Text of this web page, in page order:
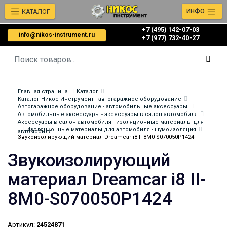
info@nikos-instrument.ru
+7 (495) 142-07-03
‎‎+7 (977) 732-40-27
КАТАЛОГ ИНФО
Главная страница
Каталог
Каталог Никос-Инструмент - автогаражное оборудование
Автогаражное оборудование - автомобильные аксессуары
Автомобильные аксессуары - аксессуары в салон автомобиля
Аксессуары в салон автомобиля - изоляционные материалы для
автомобиля
Изоляционные материалы для автомобиля - шумоизоляция
Звукоизолирующий материал Dreamcar i8 II-8M0-S070050P1424
Звукоизолирующий
материал Dreamcar i8 II-
8M0-S070050P1424
Артикул: 24524871